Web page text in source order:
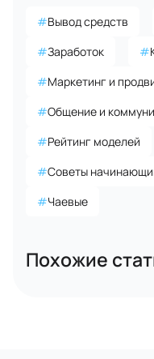
#Вывод средств
#Заработок #
#Маркетинг и
#Общение и
#Рейтинг моделей
#Советы
#Чаевые
Похожие